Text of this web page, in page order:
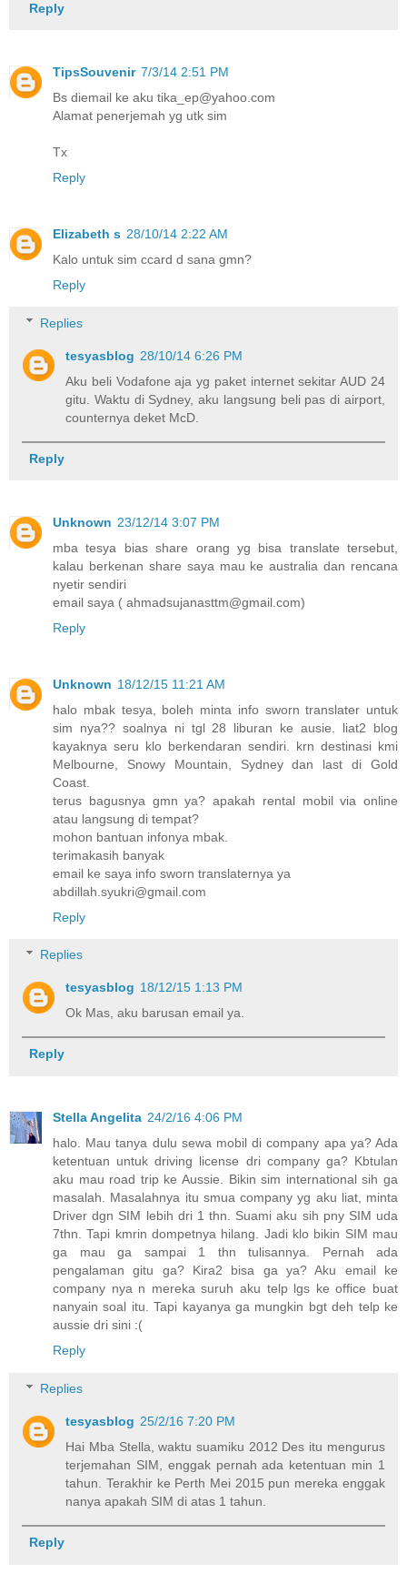
Reply
TipsSouvenir 7/3/14 2:51 PM
Bs diemail ke aku tika_ep@yahoo.com
Alamat penerjemah yg utk sim
Tx
Reply
Elizabeth s 28/10/14 2:22 AM
Kalo untuk sim ccard d sana gmn?
Reply
Replies
tesyasblog 28/10/14 6:26 PM
Aku beli Vodafone aja yg paket internet sekitar AUD 24
gitu. Waktu di Sydney, aku langsung beli pas di airport,
counternya deket McD.
Reply
Unknown 23/12/14 3:07 PM
mba tesya bias share orang yg bisa translate tersebut,
kalau berkenan share saya mau ke australia dan rencana
nyetir sendiri
email saya ( ahmadsujanasttm@gmail.com)
Reply
Unknown 18/12/15 11:21 AM
halo mbak tesya, boleh minta info sworn translater untuk
sim nya?? soalnya ni tgl 28 liburan ke ausie. liat2 blog
kayaknya seru klo berkendaran sendiri. krn destinasi kmi
Melbourne, Snowy Mountain, Sydney dan last di Gold
Coast.
terus bagusnya gmn ya? apakah rental mobil via online
atau langsung di tempat?
mohon bantuan infonya mbak.
terimakasih banyak
email ke saya info sworn translaternya ya
abdillah.syukri@gmail.com
Reply
Replies
tesyasblog 18/12/15 1:13 PM
Ok Mas, aku barusan email ya.
Reply
Stella Angelita 24/2/16 4:06 PM
halo. Mau tanya dulu sewa mobil di company apa ya? Ada
ketentuan untuk driving license dri company ga? Kbtulan
aku mau road trip ke Aussie. Bikin sim international sih ga
masalah. Masalahnya itu smua company yg aku liat, minta
Driver dgn SIM lebih dri 1 thn. Suami aku sih pny SIM uda
7thn. Tapi kmrin dompetnya hilang. Jadi klo bikin SIM mau
ga mau ga sampai 1 thn tulisannya. Pernah ada
pengalaman gitu ga? Kira2 bisa ga ya? Aku email ke
company nya n mereka suruh aku telp lgs ke office buat
nanyain soal itu. Tapi kayanya ga mungkin bgt deh telp ke
aussie dri sini :(
Reply
Replies
tesyasblog 25/2/16 7:20 PM
Hai Mba Stella, waktu suamiku 2012 Des itu mengurus
terjemahan SIM, enggak pernah ada ketentuan min 1
tahun. Terakhir ke Perth Mei 2015 pun mereka enggak
nanya apakah SIM di atas 1 tahun.
Reply